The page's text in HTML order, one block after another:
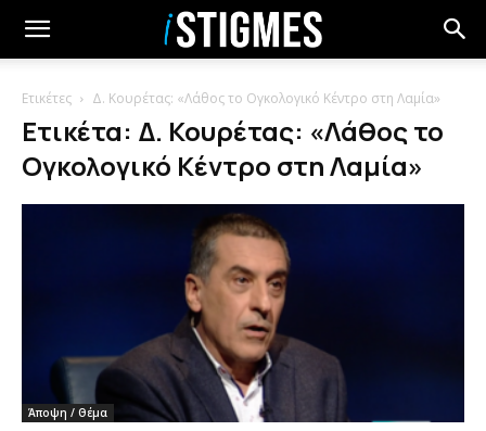
Ετικέτες Δ. Κουρέτας: «Λάθος το Ογκολογικό Κέντρο στη Λαμία»
Ετικέτα: Δ. Κουρέτας: «Λάθος το
Ογκολογικό Κέντρο στη Λαμία»
Άποψη / Θέμα